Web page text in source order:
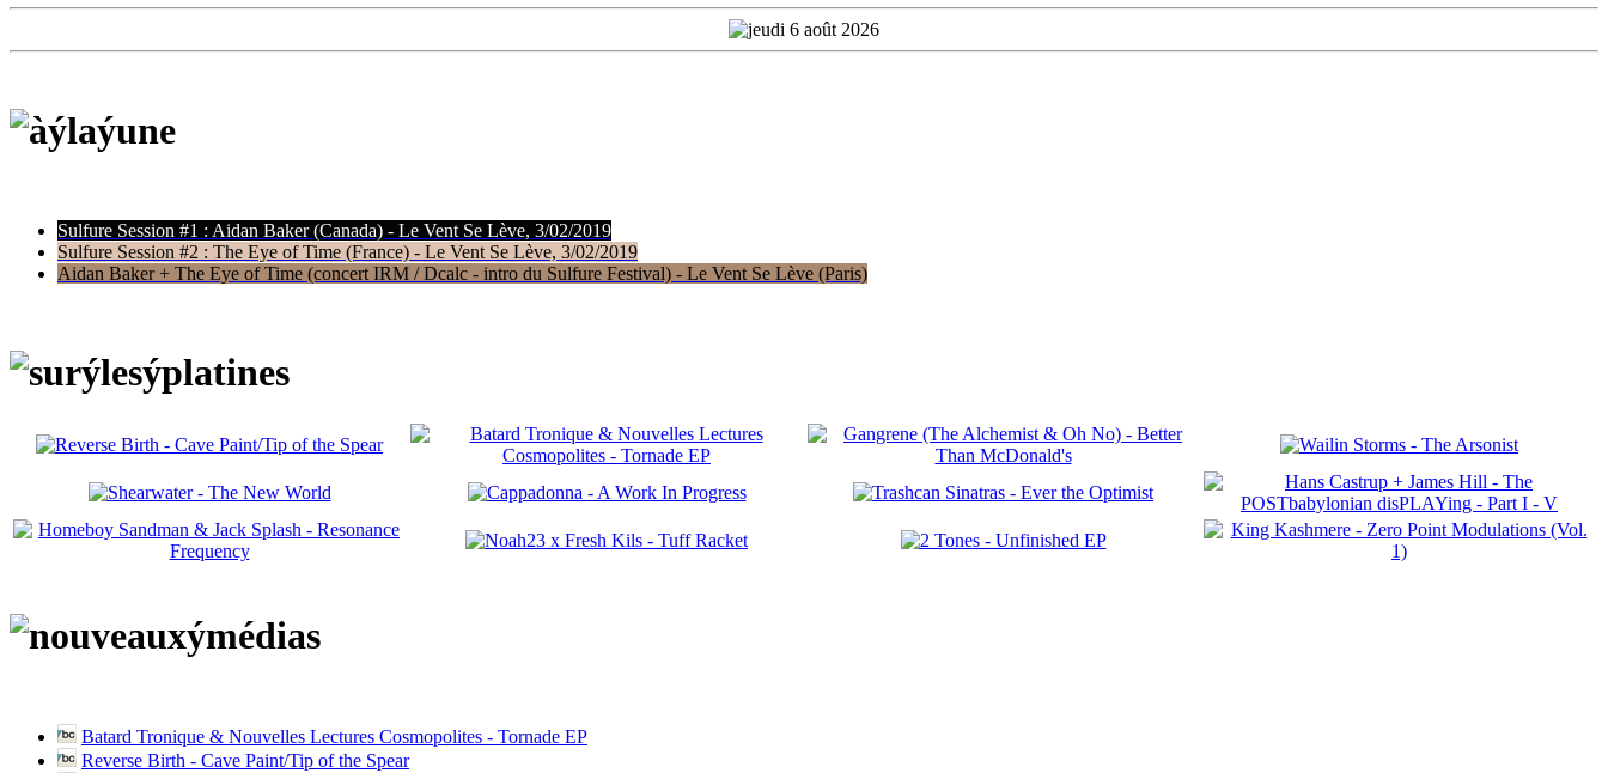
Sulfure Session #1 : Aidan Baker (Canada) - Le Vent Se Lève, 3/02/2019
Sulfure Session #2 : The Eye of Time (France) - Le Vent Se Lève, 3/02/2019
Aidan Baker + The Eye of Time (concert IRM / Dcalc - intro du Sulfure Festival) - Le Vent Se Lève (Paris)
Batard Tronique & Nouvelles Lectures Cosmopolites - Tornade EP
Reverse Birth - Cave Paint/Tip of the Spear